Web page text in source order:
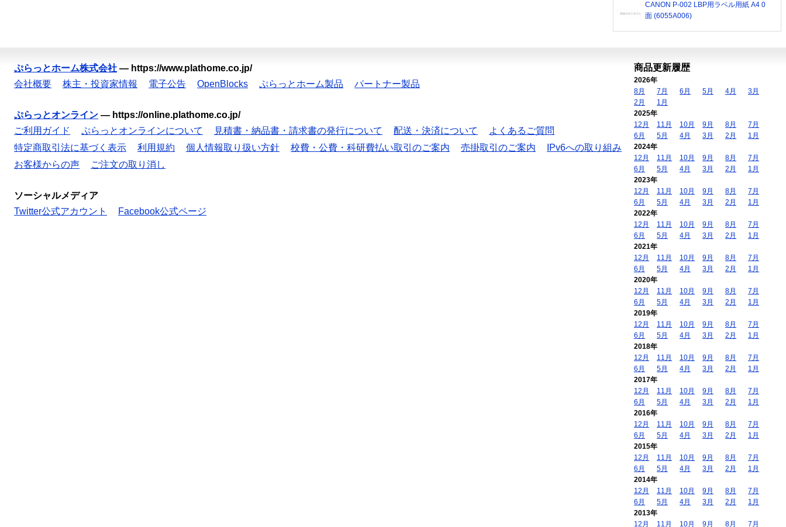
CANON P-002 LBP用ラベル用紙 A4 0
面 (6055A006)
ぷらっとホーム株式会社 — https://www.plathome.co.jp/
会社概要
株主・投資家情報 電子公告 OpenBlocks ぷらっとホーム製品 パートナー製品
ぷらっとオンライン — https://online.plathome.co.jp/
ご利用ガイド
ぷらっとオンラインについて 見積書・納品書・請求書の発行について 配送・決済について
よくあるご質問
特定商取引法に基づく表示
利用規約 個人情報取り扱い方針 校費・公費・科研費払い取引のご案内 売掛取引のご案内
IPv6への取り組み
お客様からの声
ご注文の取り消し
ソーシャルメディア
Twitter公式アカウント
Facebook公式ページ
商品更新履歴
2026年
8月
7月 6月 5月 4月
3月
2月
1月
2025年
12月
11月 10月 9月 8月
7月
6月
5月 4月 3月 2月
1月
2024年
12月
11月 10月 9月 8月
7月
6月
5月 4月 3月 2月
1月
2023年
12月
11月 10月 9月 8月
7月
6月
5月 4月 3月 2月
1月
2022年
12月
11月 10月 9月 8月
7月
6月
5月 4月 3月 2月
1月
2021年
12月
11月 10月 9月 8月
7月
6月
5月 4月 3月 2月
1月
2020年
12月
11月 10月 9月 8月
7月
6月
5月 4月 3月 2月
1月
2019年
12月
11月 10月 9月 8月
7月
6月
5月 4月 3月 2月
1月
2018年
12月
11月 10月 9月 8月
7月
6月
5月 4月 3月 2月
1月
2017年
12月
11月 10月 9月 8月
7月
6月
5月 4月 3月 2月
1月
2016年
12月
11月 10月 9月 8月
7月
6月
5月 4月 3月 2月
1月
2015年
12月
11月 10月 9月 8月
7月
6月
5月 4月 3月 2月
1月
2014年
12月
11月 10月 9月 8月
7月
6月
5月 4月 3月 2月
1月
2013年
12月
11月 10月 9月 8月 7月